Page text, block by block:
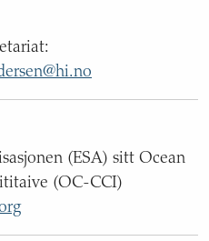
(ESA) sitt Ocean
(OC-CCI)